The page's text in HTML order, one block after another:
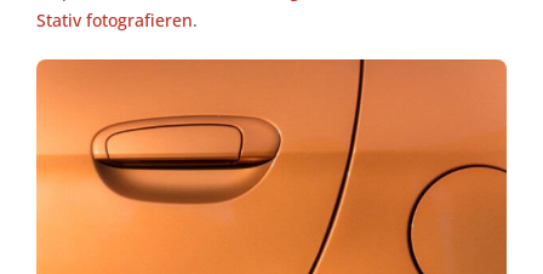
Stativ fotografieren.